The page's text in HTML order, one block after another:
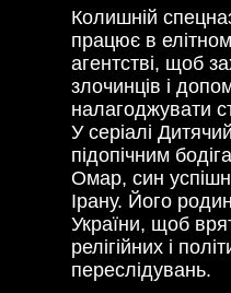
Колишній
працює в
агентстві, щоб
злочинців і
налагоджувати
У серіалі
підопічним
Омар, син
Ірану. Його
України, щоб
релігійних і
переслідувань.